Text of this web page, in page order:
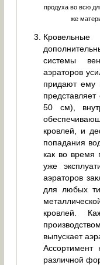
продуха во всю
же
системы
аэраторов
придают ему
50 см),
кровлей, и
попадания
как во время
уже
аэраторов
для любых
кровлей.
выпускает
Ассортимент
различной